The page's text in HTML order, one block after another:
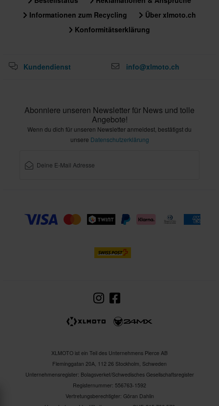
Informationen zum Recycling
Über xlmoto.ch
Konformitätserklärung
Kundendienst info@xlmoto.ch
Abonniere unseren Newsletter für News und tolle
Angebote!
Wenn du dich für unseren Newsletter anmeldest, bestätigst du
unsere Datenschutzerklärung
XLMOTO ist ein Teil des Unternehmens Pierce AB
Fleminggatan 20A, 112 26 Stockholm, Schweden
Unternehmensregister: Bolagsverket/Schwedisches Gesellschaftsregister
Registernummer: 556763-1592
Vertretungsberechtigter: Göran Dahlin